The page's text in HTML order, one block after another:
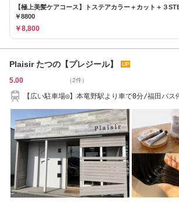
【極上美髪ケアコース】トステアカラー＋カット＋３
￥8800
￥8,800
Plaisir たつの【プレジール】
5.00 （2件）
【広い駐車場◎】本竜野駅より車で8分/福田バス